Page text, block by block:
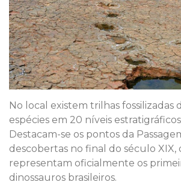
No local existem trilhas fossilizadas
espécies em 20 níveis
Destacam-se os pontos da
descobertas no final do século XIX,
representam oficialmente os
dinossauros brasileiros.